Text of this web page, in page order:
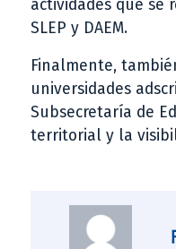
actividades que se
SLEP y DAEM.
Finalmente,
universidades
Subsecretaría de
territorial y la